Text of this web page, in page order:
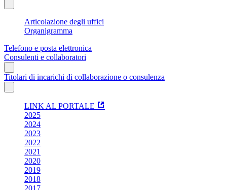
Articolazione degli uffici
Organigramma
Telefono e posta elettronica
Consulenti e collaboratori
Titolari di incarichi di collaborazione o consulenza
LINK AL PORTALE
2025
2024
2023
2022
2021
2020
2019
2018
2017